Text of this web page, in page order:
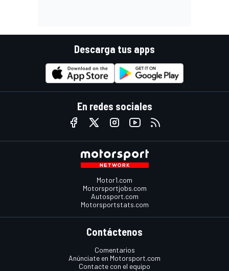
Descarga tus apps
En redes sociales
Motor1.com
Motorsportjobs.com
Autosport.com
Motorsportstats.com
Contáctenos
Comentarios
Anúnciate en Motorsport.com
Contacte con el equipo